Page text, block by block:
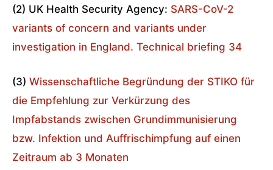
(2) UK Health Security Agency: SARS-CoV-2
variants of concern and variants under
investigation in England. Technical briefing 34
(3) Wissenschaftliche Begründung der STIKO für
die Empfehlung zur Verkürzung des
Impfabstands zwischen Grundimmunisierung
bzw. Infektion und Auffrischimpfung auf einen
Zeitraum ab 3 Monaten